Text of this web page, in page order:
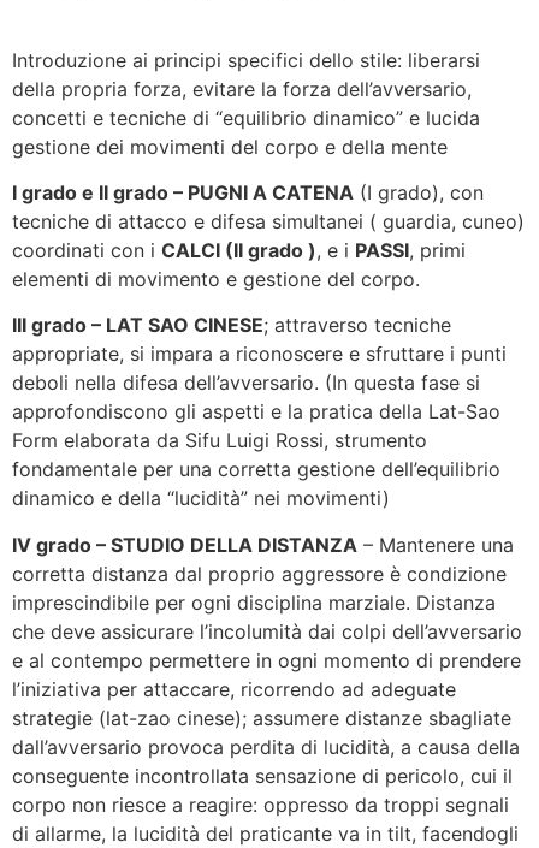
Introduzione ai principi specifici dello stile: liberarsi
della propria forza, evitare la forza dell’avversario,
concetti e tecniche di “equilibrio dinamico” e lucida
gestione dei movimenti del corpo e della mente
I grado e II grado – PUGNI A CATENA (I grado), con
tecniche di attacco e difesa simultanei ( guardia, cuneo)
coordinati con i CALCI (II grado ), e i PASSI, primi
elementi di movimento e gestione del corpo.
III grado – LAT SAO CINESE; attraverso tecniche
appropriate, si impara a riconoscere e sfruttare i punti
deboli nella difesa dell’avversario. (In questa fase si
approfondiscono gli aspetti e la pratica della Lat-Sao
Form elaborata da Sifu Luigi Rossi, strumento
fondamentale per una corretta gestione dell’equilibrio
dinamico e della “lucidità” nei movimenti)
IV grado – STUDIO DELLA DISTANZA – Mantenere una
corretta distanza dal proprio aggressore è condizione
imprescindibile per ogni disciplina marziale. Distanza
che deve assicurare l’incolumità dai colpi dell’avversario
e al contempo permettere in ogni momento di prendere
l’iniziativa per attaccare, ricorrendo ad adeguate
strategie (lat-zao cinese); assumere distanze sbagliate
dall’avversario provoca perdita di lucidità, a causa della
conseguente incontrollata sensazione di pericolo, cui il
corpo non riesce a reagire: oppresso da troppi segnali
di allarme, la lucidità del praticante va in tilt, facendogli